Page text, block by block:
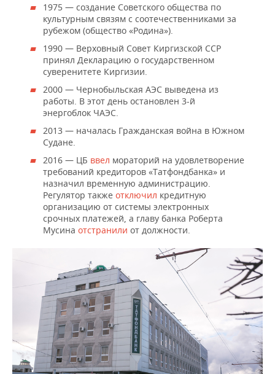
1975 — создание Советского общества по
культурным связям с соотечественниками за
рубежом (общество «Родина»).
1990 — Верховный Совет Киргизской ССР
принял Декларацию о государственном
суверенитете Киргизии.
2000 — Чернобыльская АЭС выведена из
работы. В этот день остановлен 3-й
энергоблок ЧАЭС.
2013 — началась Гражданская война в Южном
Судане.
2016 — ЦБ ввел мораторий на удовлетворение
требований кредиторов «Татфондбанка» и
назначил временную администрацию.
Регулятор также отключил кредитную
организацию от системы электронных
срочных платежей, а главу банка Роберта
Мусина отстранили от должности.